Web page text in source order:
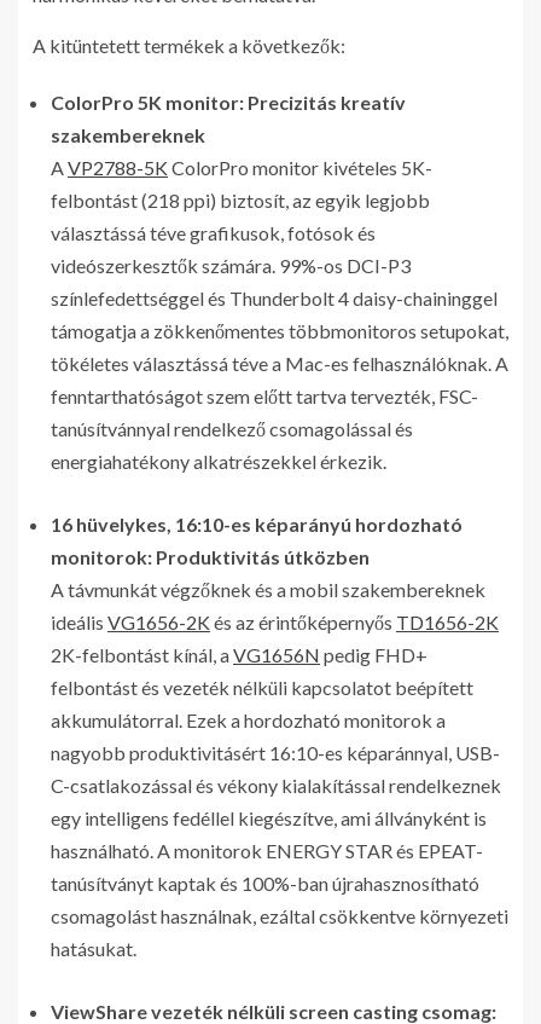
A kitüntetett termékek a következők:
ColorPro 5K monitor: Precizitás kreatív
szakembereknek
A VP2788-5K ColorPro monitor kivételes 5K-
felbontást (218 ppi) biztosít, az egyik legjobb
választássá téve grafikusok, fotósok és
videószerkesztők számára. 99%-os DCI-P3
színlefedettséggel és Thunderbolt 4 daisy-chaininggel
támogatja a zökkenőmentes többmonitoros setupokat,
tökéletes választássá téve a Mac-es felhasználóknak. A
fenntarthatóságot szem előtt tartva tervezték, FSC-
tanúsítvánnyal rendelkező csomagolással és
energiahatékony alkatrészekkel érkezik.
16 hüvelykes, 16:10-es képarányú hordozható
monitorok: Produktivitás útközben
A távmunkát végzőknek és a mobil szakembereknek
ideális VG1656-2K és az érintőképernyős TD1656-2K
2K-felbontást kínál, aVG1656N pedig FHD+
felbontást és vezeték nélküli kapcsolatot beépített
akkumulátorral. Ezek a hordozható monitorok a
nagyobb produktivitásért 16:10-es képaránnyal, USB-
C-csatlakozással és vékony kialakítással rendelkeznek
egy intelligens fedéllel kiegészítve, ami állványként is
használható. A monitorok ENERGY STAR és EPEAT-
tanúsítványt kaptak és 100%-ban újrahasznosítható
csomagolást használnak, ezáltal csökkentve környezeti
hatásukat.
ViewShare vezeték nélküli screen casting csomag: